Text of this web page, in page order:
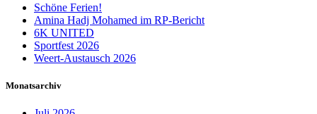
Schöne Ferien!
Amina Hadj Mohamed im RP-Bericht
6K UNITED
Sportfest 2026
Weert-Austausch 2026
Monatsarchiv